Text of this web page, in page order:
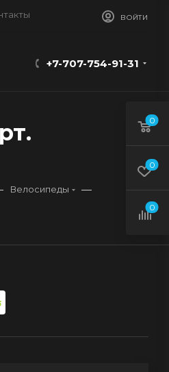
ВОЙТИ
+7-707-754-91-31
Велосипеды —
0
0
0